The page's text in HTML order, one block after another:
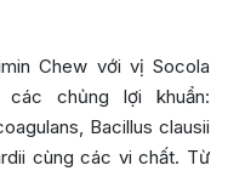
Chew với vị Socola
chủng lợi khuẩn:
Bacillus clausii
cùng các vi chất. Từ